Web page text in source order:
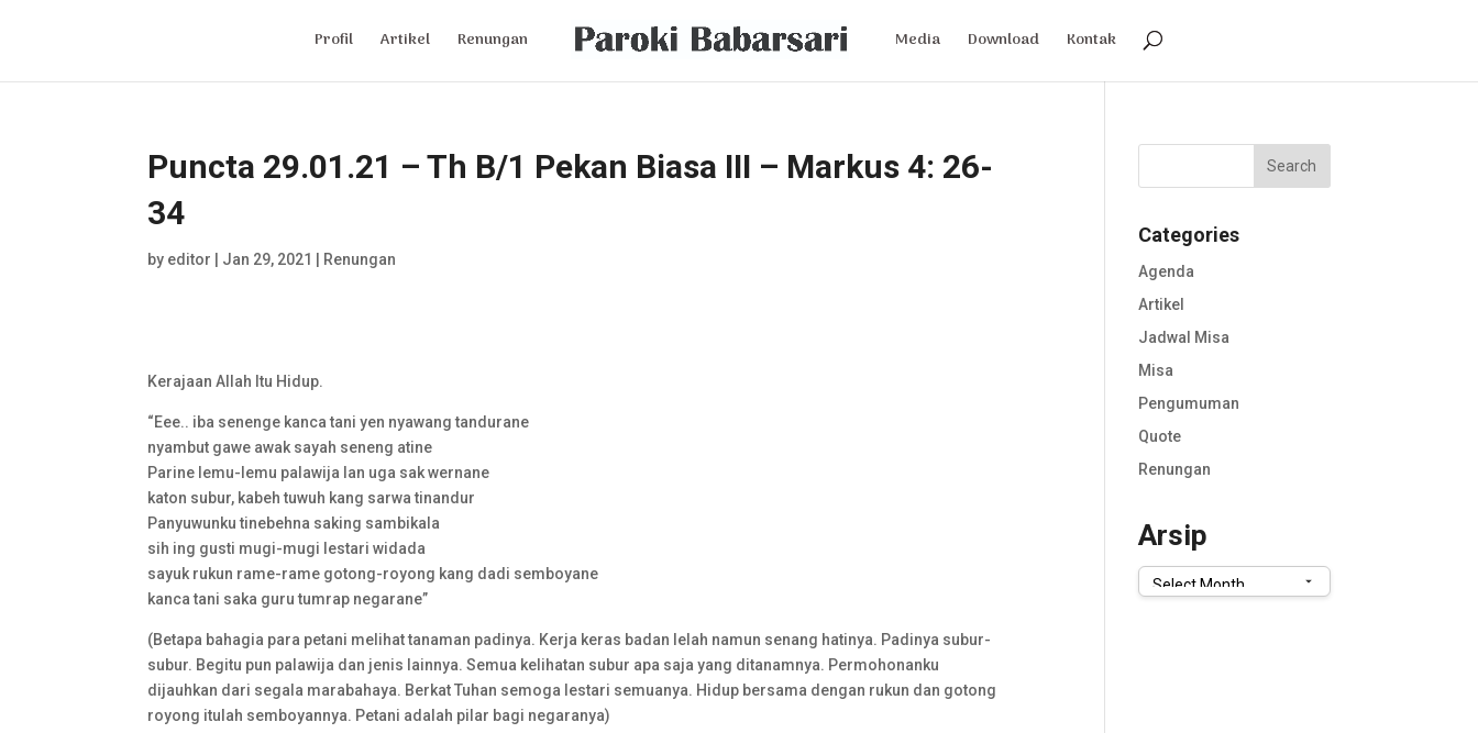
Profil Artikel Renungan Media Download Kontak
Puncta 29.01.21 – Th B/1 Pekan Biasa III – Markus 4: 26-
34
by editor Jan 29, 2021 Renungan
Kerajaan Allah Itu Hidup.
“Eee.. iba senenge kanca tani yen nyawang tandurane
nyambut gawe awak sayah seneng atine
Parine lemu-lemu palawija lan uga sak wernane
katon subur, kabeh tuwuh kang sarwa tinandur
Panyuwunku tinebehna saking sambikala
sih ing gusti mugi-mugi lestari widada
sayuk rukun rame-rame gotong-royong kang dadi semboyane
kanca tani saka guru tumrap negarane”
(Betapa bahagia para petani melihat tanaman padinya. Kerja keras badan lelah namun senang hatinya. Padinya subur-
subur. Begitu pun palawija dan jenis lainnya. Semua kelihatan subur apa saja yang ditanamnya. Permohonanku
dijauhkan dari segala marabahaya. Berkat Tuhan semoga lestari semuanya. Hidup bersama dengan rukun dan gotong
royong itulah semboyannya. Petani adalah pilar bagi negaranya)
Categories
Agenda
Artikel
Jadwal Misa
Misa
Pengumuman
Quote
Renungan
Arsip
Arsip